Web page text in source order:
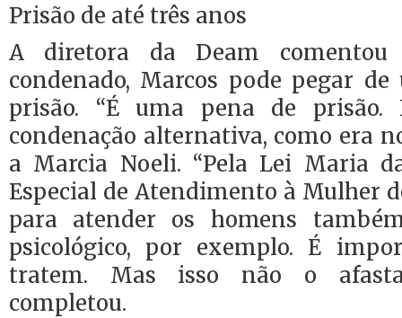
Prisão de até três anos
A diretora da Deam comentou
condenado, Marcos pode pegar
prisão. “É uma pena de prisão.
condenação alternativa, como era
a Marcia Noeli. “Pela Lei Maria
Especial de Atendimento à Mulher
para atender os homens
psicológico, por exemplo. É
tratem. Mas isso não o afasta
completou.